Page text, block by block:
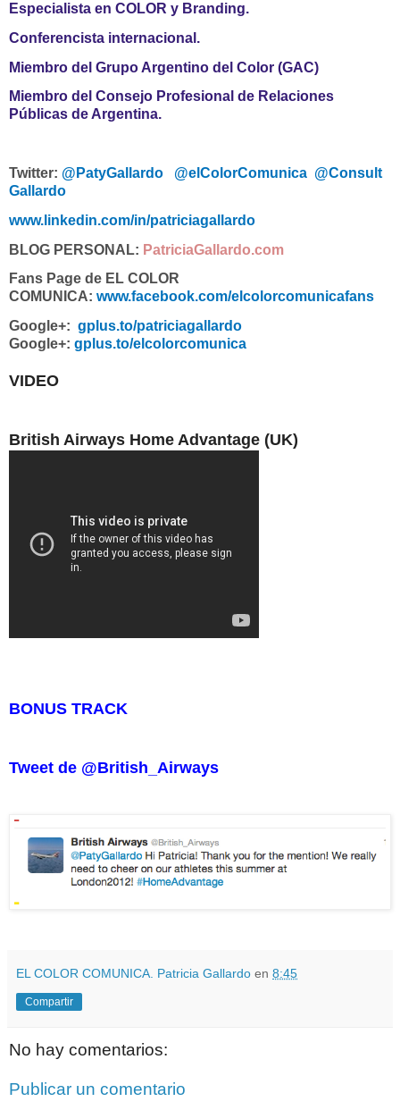
Especialista en COLOR y Branding.
Conferencista internacional.
Miembro del Grupo Argentino del Color (GAC)
Miembro del Consejo Profesional de Relaciones
Públicas de Argentina.
Twitter: @PatyGallardo @elColorComunica @Consult
Gallardo
www.linkedin.com/in/patriciagallardo
BLOG PERSONAL: PatriciaGallardo.com
Fans Page de EL COLOR
COMUNICA: www.facebook.com/elcolorcomunicafans
Google+: gplus.to/patriciagallardo
Google+: gplus.to/elcolorcomunica
VIDEO
British Airways Home Advantage (UK)
BONUS TRACK
Tweet de @British_Airways
EL COLOR COMUNICA. Patricia Gallardo en 8:45
Compartir
No hay comentarios:
Publicar un comentario